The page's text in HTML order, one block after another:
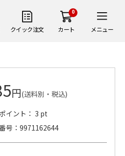
クイック注文
0
カート メニュー
円(送料別・税込)
イント： 3 pt
号
9971162644